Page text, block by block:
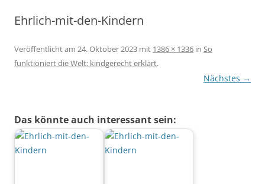
Ehrlich-mit-den-Kindern
Veröffentlicht am 24. Oktober 2023 mit 1386 × 1336 in So
funktioniert die Welt: kindgerecht erklärt.
Nächstes →
Das könnte auch interessant sein: